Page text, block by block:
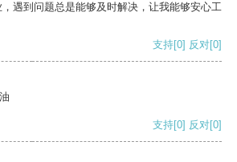
遇到问题总是能够及时解决，让我能够安心工
支持[0] 反对[0]
支持[0] 反对[0]